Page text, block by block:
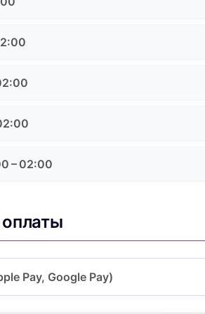
– 02:00
Pay, Google Pay)